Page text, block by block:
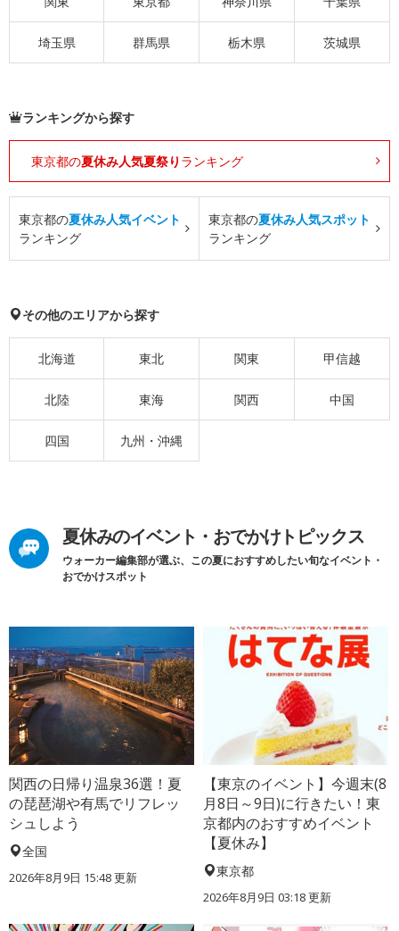
埼玉県 群馬県 栃木県 茨城県
ランキングから探す
東京都の夏休み人気夏祭り ランキング
東京都の夏休み人気イベント
ランキング
東京都の夏休み人気スポット
ランキング
その他のエリアから探す
北海道 東北 関東 甲信越
北陸 東海 関西 中国
四国 九州・沖縄
夏休みのイベント・おでかけトピックス
ウォーカー編集部が選ぶ、この夏におすすめしたい旬なイベント・
おでかけスポット
関西の日帰り温泉36選！夏
の琵琶湖や有馬でリフレッ
シュしよう
全国
2026年8月9日 15:48更新
【東京のイベント】今週末(8
月8日～9日)に行きたい！東
京都内のおすすめイベント
【夏休み】
東京都
2026年8月9日 03:18更新